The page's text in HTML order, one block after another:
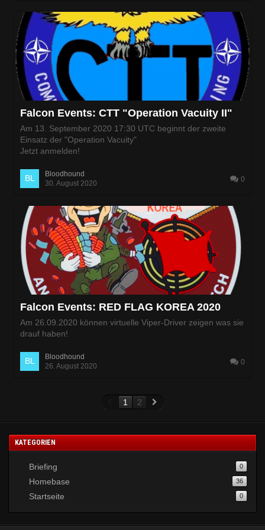
Falcon Events: CTT "Operation Vacuity II"
Am 13. September 2020 17:30 UTC beginnt der zweite
Einsatz der "Operation Vacuity"
Jetzt anmelden!
Bloodhound
30. August 2020
0
Falcon Events: RED FLAG KOREA 2020
Am 26.09.2020 können virtuelle Viper-Driver zeigen was sie
drauf haben!
Bloodhound
26. August 2020
0
1 2
KATEGORIEN
Briefing 0
Homebase 36
Startseite 0